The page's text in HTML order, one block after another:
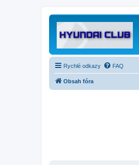
Rychlé odkazy FAQ
Obsah fóra